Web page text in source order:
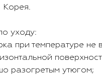
Корея.
уходу:
при температуре не
разогретым утюгом;